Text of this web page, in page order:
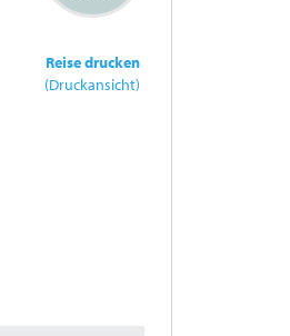
Reise drucken
(Druckansicht)